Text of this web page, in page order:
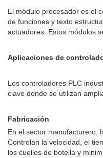
El módulo procesador es el
de funciones y texto
actuadores. Estos módulos
Aplicaciones de
Los controladores PLC
clave donde se utilizan
Fabricación
En el sector manufacturero,
Controlan la velocidad, el
los cuellos de botella y